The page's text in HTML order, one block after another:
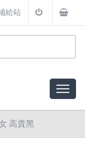
給站
高貴黑